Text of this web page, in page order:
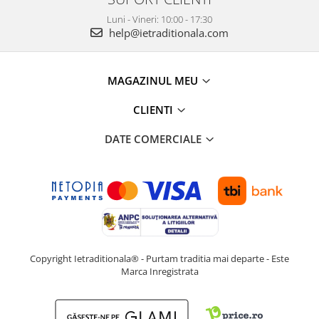
Luni - Vineri: 10:00 - 17:30
help@ietraditionala.com
MAGAZINUL MEU
CLIENTI
DATE COMERCIALE
Copyright Ietraditionala® - Purtam traditia mai departe - Este
Marca Inregistrata